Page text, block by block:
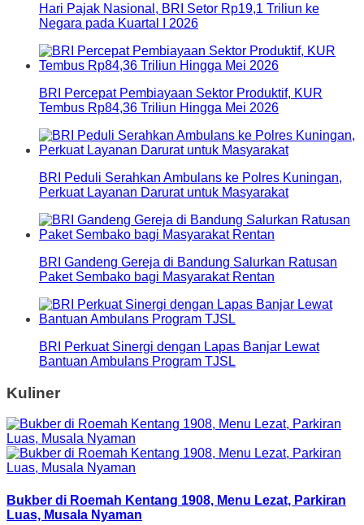
Hari Pajak Nasional, BRI Setor Rp19,1 Triliun ke
Negara pada Kuartal I 2026
BRI Percepat Pembiayaan Sektor Produktif, KUR
Tembus Rp84,36 Triliun Hingga Mei 2026
BRI Peduli Serahkan Ambulans ke Polres Kuningan,
Perkuat Layanan Darurat untuk Masyarakat
BRI Gandeng Gereja di Bandung Salurkan Ratusan
Paket Sembako bagi Masyarakat Rentan
BRI Perkuat Sinergi dengan Lapas Banjar Lewat
Bantuan Ambulans Program TJSL
Kuliner
Bukber di Roemah Kentang 1908, Menu Lezat, Parkiran
Luas, Musala Nyaman